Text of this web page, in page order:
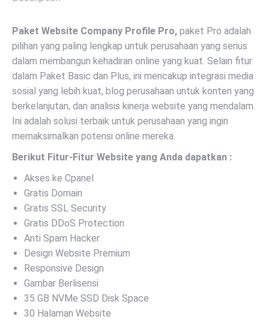
Paket Website Company Profile Pro, paket Pro adalah
pilihan yang paling lengkap untuk perusahaan yang serius
dalam membangun kehadiran online yang kuat. Selain fitur
dalam Paket Basic dan Plus, ini mencakup integrasi media
sosial yang lebih kuat, blog perusahaan untuk konten yang
berkelanjutan, dan analisis kinerja website yang mendalam.
Ini adalah solusi terbaik untuk perusahaan yang ingin
memaksimalkan potensi online mereka.
Berikut Fitur-Fitur Website yang Anda dapatkan :
Akses ke Cpanel
Gratis Domain
Gratis SSL Security
Gratis DDoS Protection
Anti Spam Hacker
Design Website Premium
Responsive Design
Gambar Berlisensi
35 GB NVMe SSD Disk Space
30 Halaman Website